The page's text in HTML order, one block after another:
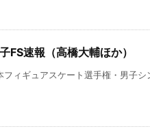
速報（高橋大輔ほか）
ィギュアスケート選手権・男子シ